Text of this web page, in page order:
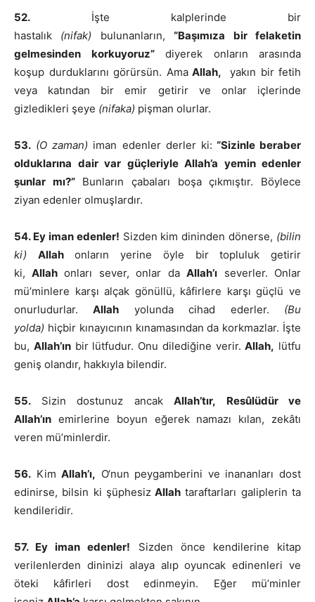
52. İşte kalplerinde bir
hastalık (nifak) bulunanların,“Başımıza bir felaketin
gelmesinden korkuyoruz”diyerek onların arasında
koşup durduklarını görürsün. AmaAllah,
yakın bir fetih
veya katından bir emir getirir ve onlar içlerinde
gizledikleri şeye (nifaka) pişman olurlar.
53. (O zaman) iman edenler derler ki: “Sizinle beraber
olduklarına dair var güçleriyle Allah’a yemin edenler
şunlar mı?”Bunların çabaları boşa çıkmıştır. Böylece
ziyan edenler olmuşlardır.
54. Ey iman edenler! Sizden kim dininden dönerse, (bilin
ki)
Allahonların yerine öyle bir topluluk getirir
ki, Allahonları sever, onlar da Allah’ı severler. Onlar
mü’minlere karşı alçak gönüllü, kâfirlere karşı güçlü ve
onurludurlar.Allah yolunda cihad ederler. (Bu
yolda) hiçbir kınayıcının kınamasından da korkmazlar. İşte
bu, Allah’ınbir lütfudur. Onu dilediğine verir.Allah, lütfu
geniş olandır, hakkıyla bilendir.
55. Sizin dostunuz ancak Allah’tır,
Resûlüdür ve
Allah’ın emirlerine boyun eğerek namazı kılan, zekâtı
veren mü’minlerdir.
56. KimAllah’ı, O‘nun peygamberini ve inananları dost
edinirse, bilsin ki şüphesizAllah taraftarları galiplerin ta
kendileridir.
57. Ey iman edenler! Sizden önce kendilerine kitap
verilenlerden dininizi alaya alıp oyuncak edinenleri ve
öteki kâfirleri dost edinmeyin. Eğer mü’minler